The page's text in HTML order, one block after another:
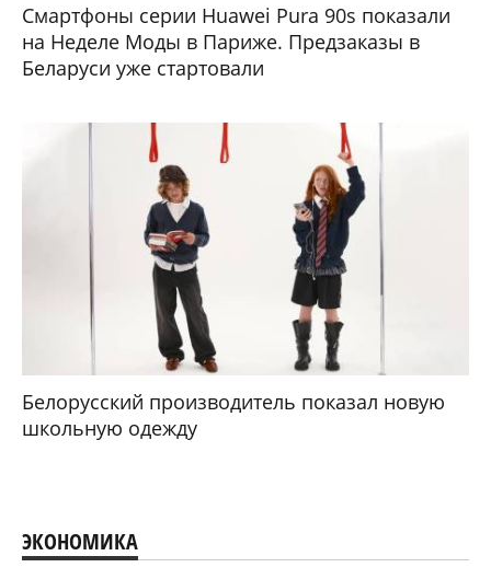
Смартфоны серии Huawei Pura 90s показали
на Неделе Моды в Париже. Предзаказы в
Беларуси уже стартовали
Белорусский производитель показал новую
школьную одежду
ЭКОНОМИКА